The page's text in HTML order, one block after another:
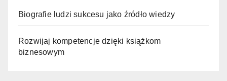
Biografie ludzi sukcesu jako źródło wiedzy
Rozwijaj kompetencje dzięki książkom
biznesowym